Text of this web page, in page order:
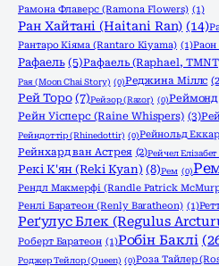
Рамона Флаверс (Ramona Flowers) (1)
Ран Хайтані (Haitani Ran) (14)
Рантаро Кіяма (Rantaro Kiyama) (1)Раон
Рафаель (5)Рафаель (Raphael,
Рая (Moon Chai Story) (0)Реджина Міллс
Рей Торо (7)Рейзор (Razor) (0)Реймонд
Рейн Уісперс (Raine Whispers) (3)
Рейндоттір (Rhinedottir) (0)Рейнольд
Рейнхард ван Астрея (2)Рейчел
Рекі К'ян (Reki Kyan) (8)Рем (0)
Рендл Макмерфі (Randle Patrick
Ренлі Баратеон (Renly Baratheon) (1)
Реґулус Блек (Regulus
Роберт Баратеон (1)Робін Баклі
Роджер Тейлор (Queen) (0)Роза Тайлер